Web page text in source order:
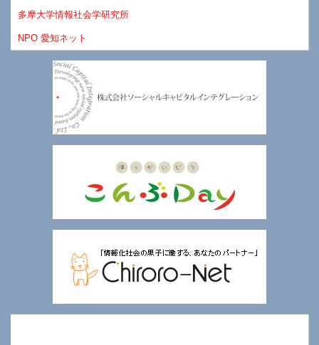
多摩大学情報社会学研究所
NPO 愛知ネット